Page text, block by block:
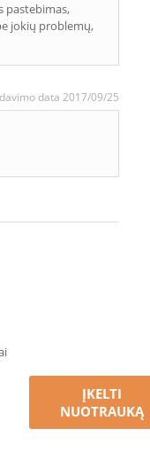
pastebimas,
jokių problemų,
data 2017/09/25
ĮKELTI
NUOTRAUKĄ